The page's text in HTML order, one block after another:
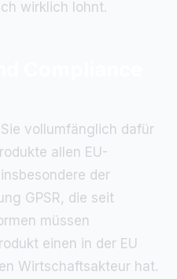
wirklich lohnt.
vollumfänglich dafür
allen EU-
der
GPSR, die seit
müssen
einen in der EU
Wirtschaftsakteur hat.